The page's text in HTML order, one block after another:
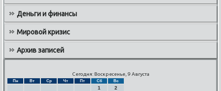
Деньги и финансы
Мировой кризис
Архив записей
Сегодня: Воскресенье, 9 Августа
Пн Вт Ср Чт Пт Сб Вс
1
2